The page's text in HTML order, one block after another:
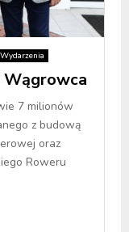
Wydarzenia
Wągrowca
7 milionów
z budową
oraz
Roweru